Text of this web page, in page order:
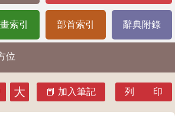
索引 部首索引 辭典附錄
位
大 加入筆記 列 印